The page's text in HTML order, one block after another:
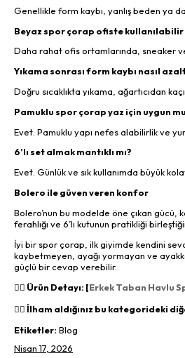
Genellikle form kaybı, yanlış beden ya
Beyaz spor çorap ofiste kullanılabilir
Daha rahat ofis ortamlarında, sneaker
Yıkama sonrası form kaybı nasıl
Doğru sıcaklıkta yıkama, ağartıcıdan
Pamuklu spor çorap yaz için uygun
Evet. Pamuklu yapı nefes alabilirlik ve
6’lı set almak mantıklı mı?
Evet. Günlük ve sık kullanımda büyük
Bolero ile güven veren konfor
Bolero’nun bu modelde öne çıkan gücü,
ferahlığı ve 6’lı kutunun pratikliği
İyi bir spor çorap, ilk giyimde kendini
kaybetmeyen, ayağı yormayan ve
güçlü bir cevap verebilir.
👉🏻 Ürün Detayı: [Erkek Taban Havlu
👉🏻 İlham aldığınız bu kategorideki
Etiketler: Blog
Nisan 17, 2026